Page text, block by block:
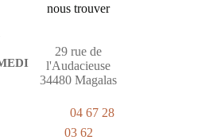
nous trouver
29 rue de
l'Audacieuse
34480 Magalas
04 67 28
03 62